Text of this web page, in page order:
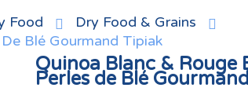
Food
Dry Food & Grains
Blé Gourmand Tipiak
Quinoa Blanc & Rouge
Perles de Blé